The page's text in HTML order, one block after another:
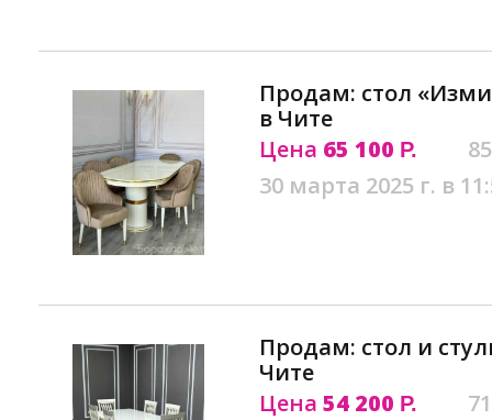
Продам: стол
в Чите
Цена 65 100 Р.
30 марта 2025 г. в
Продам: стол и
Чите
Цена 54 200 Р.